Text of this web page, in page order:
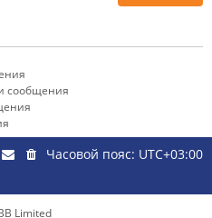
сообщения
Часовой пояс: UTC+03:00
Limited